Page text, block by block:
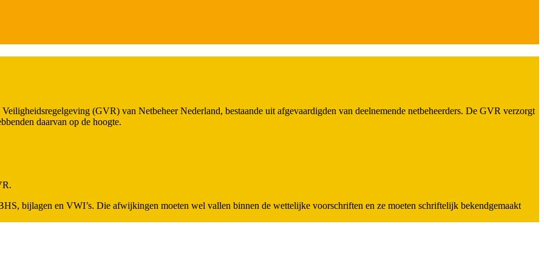
(GVR) van Netbeheer Nederland, bestaande uit afgevaardigden van deelnemende netbeheerders. De GVR verzorgt
daarvan op de hoogte.
bijlagen en VWI’s. Die afwijkingen moeten wel vallen binnen de wettelijke voorschriften en ze moeten schriftelijk bekendgemaakt